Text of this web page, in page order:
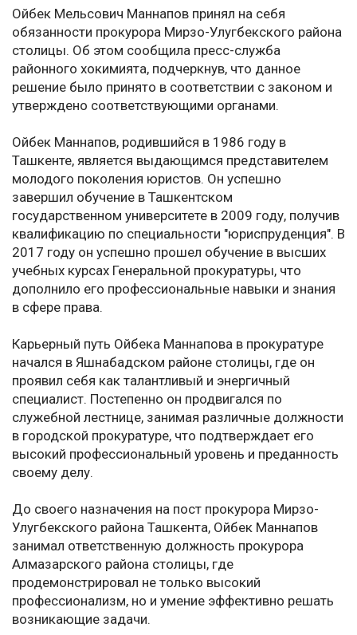
Ойбек Мельсович Маннапов принял на себя
обязанности прокурора Мирзо-Улугбекского района
столицы. Об этом сообщила пресс-служба
районного хокимията, подчеркнув, что данное
решение было принято в соответствии с законом и
утверждено соответствующими органами.
Ойбек Маннапов, родившийся в 1986 году в
Ташкенте, является выдающимся представителем
молодого поколения юристов. Он успешно
завершил обучение в Ташкентском
государственном университете в 2009 году, получив
квалификацию по специальности "юриспруденция". В
2017 году он успешно прошел обучение в высших
учебных курсах Генеральной прокуратуры, что
дополнило его профессиональные навыки и знания
в сфере права.
Карьерный путь Ойбека Маннапова в прокуратуре
начался в Яшнабадском районе столицы, где он
проявил себя как талантливый и энергичный
специалист. Постепенно он продвигался по
служебной лестнице, занимая различные должности
в городской прокуратуре, что подтверждает его
высокий профессиональный уровень и преданность
своему делу.
До своего назначения на пост прокурора Мирзо-
Улугбекского района Ташкента, Ойбек Маннапов
занимал ответственную должность прокурора
Алмазарского района столицы, где
продемонстрировал не только высокий
профессионализм, но и умение эффективно решать
возникающие задачи.